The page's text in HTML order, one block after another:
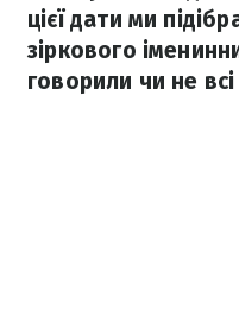
цієї дати ми
зіркового
говорили чи не